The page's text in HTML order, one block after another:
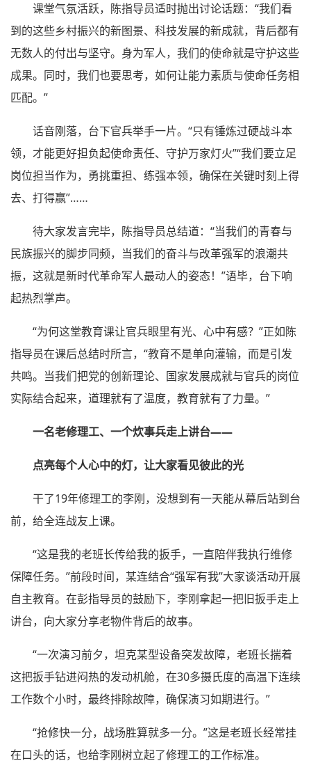
课堂气氛活跃，陈指导员适时抛出讨论话题：“我们看
到的这些乡村振兴的新图景、科技发展的新成就，背后都有
无数人的付出与坚守。身为军人，我们的使命就是守护这些
成果。同时，我们也要思考，如何让能力素质与使命任务相
匹配。”
话音刚落，台下官兵举手一片。“只有锤炼过硬战斗本
领，才能更好担负起使命责任、守护万家灯火”“我们要立足
岗位担当作为，勇挑重担、练强本领，确保在关键时刻上得
去、打得赢”……
待大家发言完毕，陈指导员总结道：“当我们的青春与
民族振兴的脚步同频，当我们的奋斗与改革强军的浪潮共
振，这就是新时代革命军人最动人的姿态！”语毕，台下响
起热烈掌声。
“为何这堂教育课让官兵眼里有光、心中有感？”正如陈
指导员在课后总结时所言，“教育不是单向灌输，而是引发
共鸣。当我们把党的创新理论、国家发展成就与官兵的岗位
实际结合起来，道理就有了温度，教育就有了力量。”
一名老修理工、一个炊事兵走上讲台——
点亮每个人心中的灯，让大家看见彼此的光
干了19年修理工的李刚，没想到有一天能从幕后站到台
前，给全连战友上课。
“这是我的老班长传给我的扳手，一直陪伴我执行维修
保障任务。”前段时间，某连结合“强军有我”大家谈活动开展
自主教育。在彭指导员的鼓励下，李刚拿起一把旧扳手走上
讲台，向大家分享老物件背后的故事。
“一次演习前夕，坦克某型设备突发故障，老班长揣着
这把扳手钻进闷热的发动机舱，在30多摄氏度的高温下连续
工作数个小时，最终排除故障，确保演习如期进行。”
“抢修快一分，战场胜算就多一分。”这是老班长经常挂
在口头的话，也给李刚树立起了修理工的工作标准。